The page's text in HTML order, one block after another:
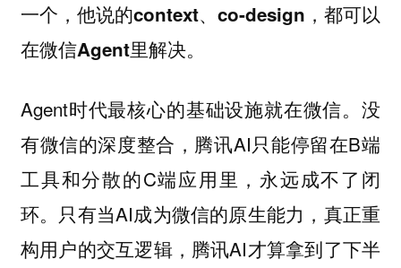
一个，他说的context、co-design，都可以
在微信Agent里解决。
Agent时代最核心的基础设施就在微信。没
有微信的深度整合，腾讯AI只能停留在B端
工具和分散的C端应用里，永远成不了闭
环。只有当AI成为微信的原生能力，真正重
构用户的交互逻辑，腾讯AI才算拿到了下半